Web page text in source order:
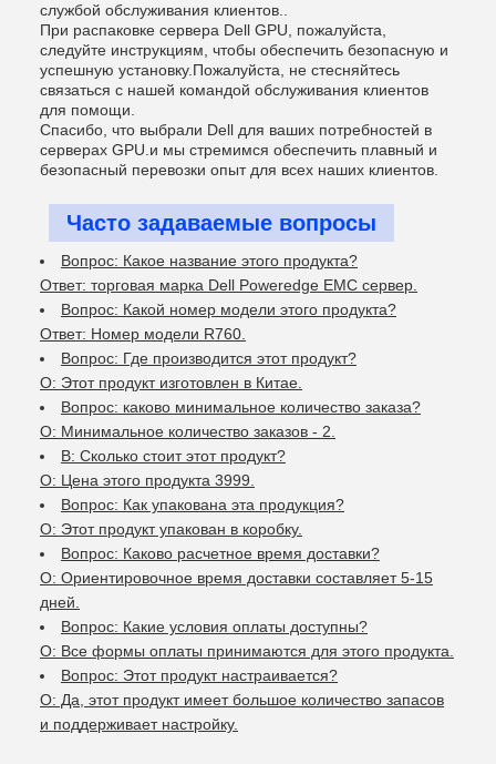
службой обслуживания клиентов..
При распаковке сервера Dell GPU, пожалуйста,
следуйте инструкциям, чтобы обеспечить безопасную и
успешную установку.Пожалуйста, не стесняйтесь
связаться с нашей командой обслуживания клиентов
для помощи.
Спасибо, что выбрали Dell для ваших потребностей в
серверах GPU.и мы стремимся обеспечить плавный и
безопасный перевозки опыт для всех наших клиентов.
Часто задаваемые вопросы
Вопрос: Какое название этого продукта?
Ответ: торговая марка Dell Poweredge EMC сервер.
Вопрос: Какой номер модели этого продукта?
Ответ: Номер модели R760.
Вопрос: Где производится этот продукт?
О: Этот продукт изготовлен в Китае.
Вопрос: каково минимальное количество заказа?
О: Минимальное количество заказов - 2.
В: Сколько стоит этот продукт?
О: Цена этого продукта 3999.
Вопрос: Как упакована эта продукция?
О: Этот продукт упакован в коробку.
Вопрос: Каково расчетное время доставки?
О: Ориентировочное время доставки составляет 5-15
дней.
Вопрос: Какие условия оплаты доступны?
О: Все формы оплаты принимаются для этого продукта.
Вопрос: Этот продукт настраивается?
О: Да, этот продукт имеет большое количество запасов
и поддерживает настройку.